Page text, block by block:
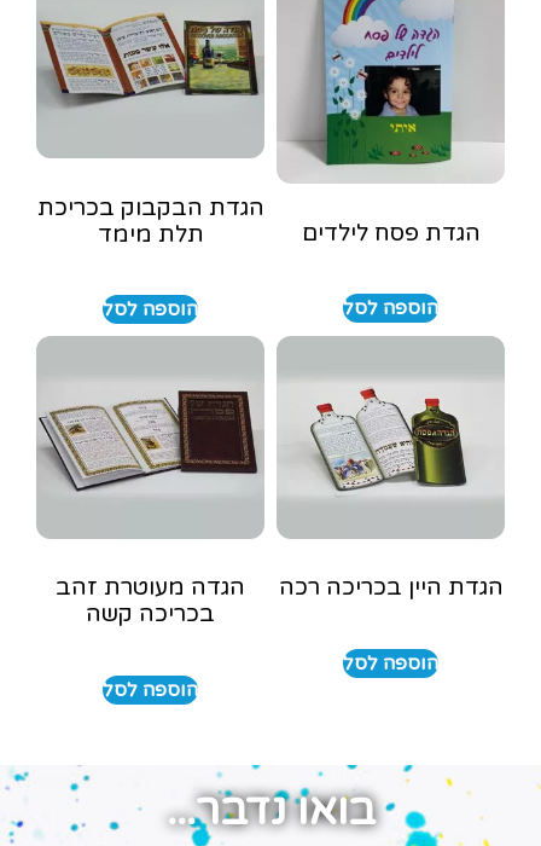
הגדת פסח לילדים
הוספה לסל
הגדת הבקבוק בכריכת
תלת מימד
הוספה לסל
הגדת היין בכריכה רכה
הוספה לסל
הגדה מעוטרת זהב
בכריכה קשה
הוספה לסל
בואו נדבר...